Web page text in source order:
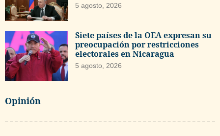
5 agosto, 2026
Siete países de la OEA expresan su
preocupación por restricciones
electorales en Nicaragua
5 agosto, 2026
Opinión